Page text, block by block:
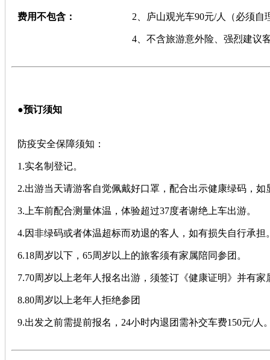
费用不包含： 2、庐山观光车90元/人（必须
4、不含旅游意外险、强烈建议
●预订须知
防疫安全保障须知：
1.实名制登记。
2.出游当天请游客自觉佩戴好口罩，配合出示健康绿码，
3.上车前配合测量体温，体验超过37度者谢绝上车出游。
4.因非绿码或者体温超标而劝退的客人，如有损失自行承担
6.18周岁以下，65周岁以上的旅客须有家属陪同参团。
7.70周岁以上老年人报名出游，须签订《健康证明》并有
8.80周岁以上老年人拒绝参团
9.出发之前需提前报名，24小时内退团需补交车费150元/